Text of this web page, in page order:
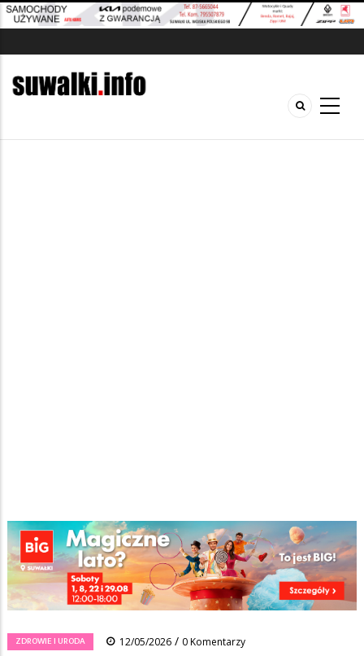
Ścieżka
nawigacyjna
Strona główna/Wiadomości/Zdrowie i uroda/
Punkt Informacyjny dla Rodziców Dzieci i Młodzieży z
Niepełnosprawnościami
Facebook PinterestTumblrReddit Share
ZDROWIE I URODA 12/05/2026 / 0 Komentarzy